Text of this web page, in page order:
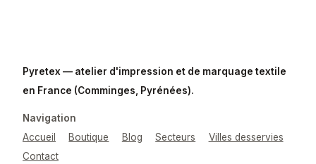
Pyretex — atelier d'impression et de marquage textile
en France (Comminges, Pyrénées).
Navigation
Accueil
Boutique Blog Secteurs
Villes desservies
Contact